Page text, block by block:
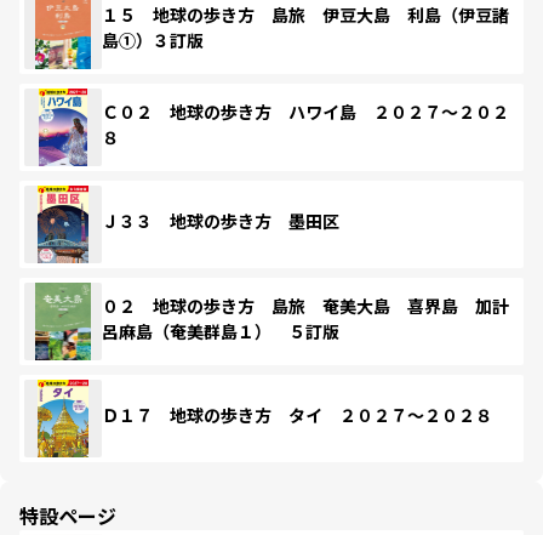
１５ 地球の歩き方 島旅 伊豆大島 利島（伊豆諸
島①）３訂版
Ｃ０２ 地球の歩き方 ハワイ島 ２０２７～２０２
８
Ｊ３３ 地球の歩き方 墨田区
０２ 地球の歩き方 島旅 奄美大島 喜界島 加計
呂麻島（奄美群島１） ５訂版
Ｄ１７ 地球の歩き方 タイ ２０２７～２０２８
特設ページ